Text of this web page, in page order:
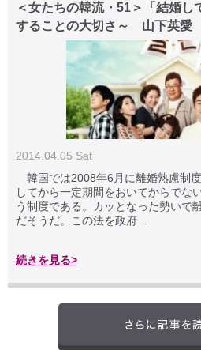
＜女たちの韓流・51＞「結婚し
することの大切さ～ 山下英愛
2014.04.05 Sat
韓国では2008年6月に離婚熟慮制
してから一定期間をおいてからでな
う制度である。カッとなった勢いで
だそうだ。この法を政府...
続きを見る>